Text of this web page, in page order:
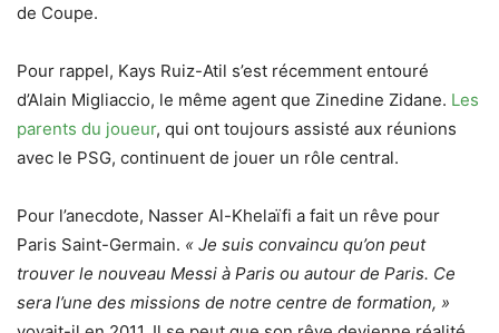
de Coupe.
Pour rappel, Kays Ruiz-Atil s’est récemment entouré
d’Alain Migliaccio, le même agent que Zinedine Zidane. Les
parents du joueur, qui ont toujours assisté aux réunions
avec le PSG, continuent de jouer un rôle central.
Pour l’anecdote, Nasser Al-Khelaïfi a fait un rêve pour
Paris Saint-Germain. « Je suis convaincu qu’on peut
trouver le nouveau Messi à Paris ou autour de Paris. Ce
sera l’une des missions de notre centre de formation, »